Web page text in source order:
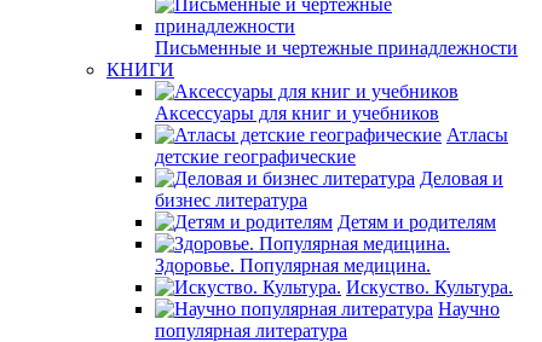
Письменные и чертежные принадлежности
КНИГИ
Аксессуары для книг и учебников
Атласы
детские географические
Деловая и
бизнес литература
Детям и родителям
Здоровье. Популярная медицина.
Искуство. Культура.
Научно
популярная литература